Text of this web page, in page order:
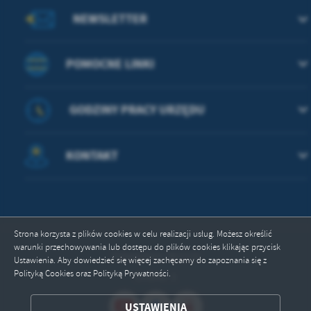
Strona korzysta z plików cookies w celu realizacji usług. Możesz określić
warunki przechowywania lub dostępu do plików cookies klikając przycisk
Ustawienia. Aby dowiedzieć się więcej zachęcamy do zapoznania się z
Polityką Cookies oraz Polityką Prywatności.
USTAWIENIA
społecznościowych.
POMOCNE LINKI
NEWSLETTER
GODZINY PRACY URZĘDU
KONTAKT
Odwiedzin: 362220
Online: 3